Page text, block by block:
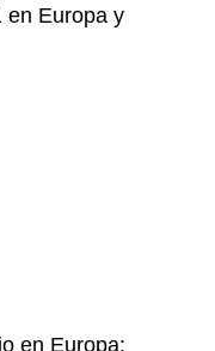
en Europa y
en Europa: